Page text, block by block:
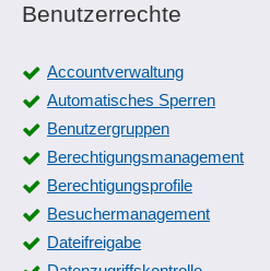
Benutzerrechte
Accountverwaltung
Automatisches Sperren
Benutzergruppen
Berechtigungsmanagement
Berechtigungsprofile
Besuchermanagement
Dateifreigabe